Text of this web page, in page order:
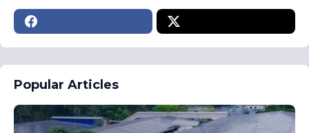
Popular Articles